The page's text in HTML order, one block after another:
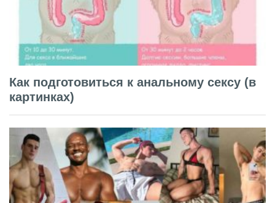
Как подготовиться к анальному сексу (в
картинках)